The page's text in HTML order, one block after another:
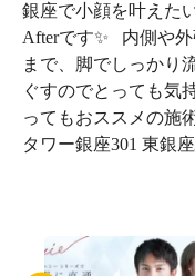
銀座で小顔を叶えた
Afterです✨ 内側や
まで、脚でしっかり
ぐすのでとっても気
ってもおススメの施
タワー銀座301 東銀